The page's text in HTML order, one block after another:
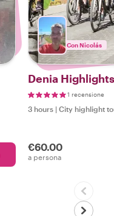
Con Nicolás
Denia
1 recensione
3 hours | City highlight
€60.00
a persona